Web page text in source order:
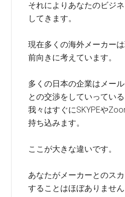
それによりあなたのビジ
してきます。
現在多くの海外メーカー
前向きに考えています。
多くの日本の企業はメー
との交渉をしていっている
我々はすぐにSKYPEや
持ち込みます。
ここが大きな違いです。
あなたがメーカーとのス
することはほぼありません